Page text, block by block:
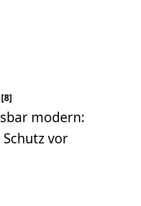
[8]
modern:
vor